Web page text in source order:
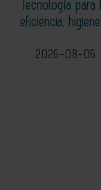
Tecnología
eficiencia,
2026-08-06